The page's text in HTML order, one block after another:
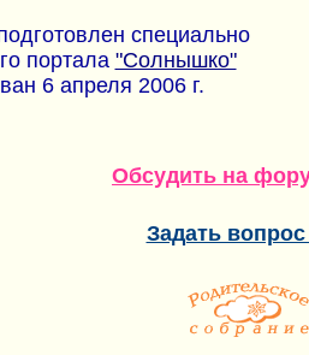
специально
портала "Солнышко"
6 апреля 2006 г.
Обсудить на
Задать